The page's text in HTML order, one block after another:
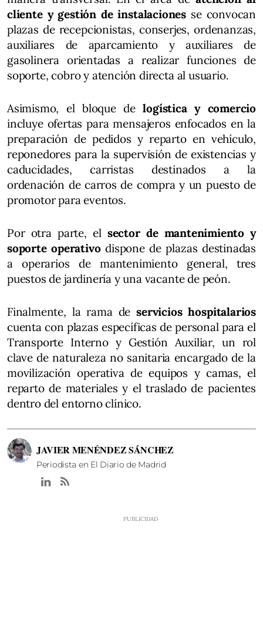
cliente y gestión de instalaciones se convocan
plazas de recepcionistas, conserjes, ordenanzas,
auxiliares de aparcamiento y auxiliares de
gasolinera orientadas a realizar funciones de
soporte, cobro y atención directa al usuario.
Asimismo, el bloque delogística y comercio
incluye ofertas para mensajeros enfocados en la
preparación de pedidos y reparto en vehículo,
reponedores para la supervisión de existencias y
caducidades, carristas destinados a la
ordenación de carros de compra y un puesto de
promotor para eventos.
Por otra parte, el sector de mantenimiento y
soporte operativodispone de plazas destinadas
a operarios de mantenimiento general, tres
puestos de jardinería y una vacante de peón.
Finalmente, la rama deservicios hospitalarios
cuenta con plazas específicas de personal para el
Transporte Interno y Gestión Auxiliar, un rol
clave de naturaleza no sanitaria encargado de la
movilización operativa de equipos y camas, el
reparto de materiales y el traslado de pacientes
dentro del entorno clínico.
JAVIER MENÉNDEZ SÁNCHEZ
Periodista en El Diario de Madrid